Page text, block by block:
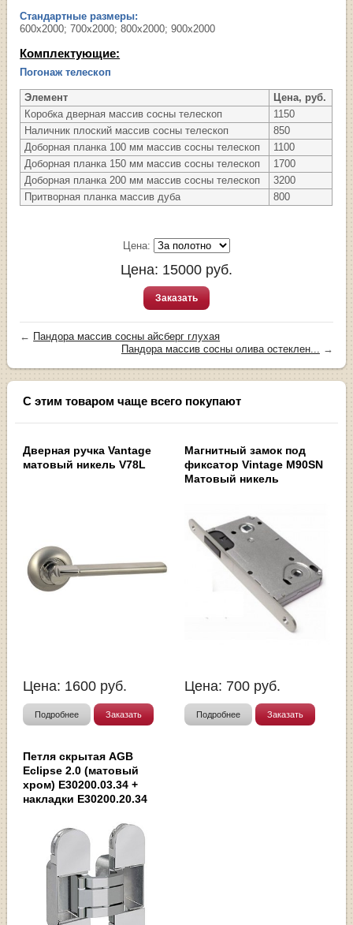
Стандартные размеры:
600х2000; 700х2000; 800х2000; 900х2000
Комплектующие:
Погонаж телескоп
Элемент
Цена, руб.
Коробка дверная массив сосны телескоп
1150
Наличник плоский массив сосны телескоп
850
Доборная планка 100 мм массив сосны телескоп
1100
Доборная планка 150 мм массив сосны телескоп
1700
Доборная планка 200 мм массив сосны телескоп
3200
Притворная планка массив дуба
800
Цена:
Цена: 15000 руб.
Заказать
← Пандора массив сосны айсберг глухая
Пандора массив сосны олива остеклен... →
С этим товаром чаще всего покупают
Дверная ручка Vantage
матовый никель V78L
Цена: 1600 руб.
Подробнее Заказать
Магнитный замок под
фиксатор Vintage M90SN
Матовый никель
Цена: 700 руб.
Подробнее Заказать
Петля скрытая AGB
Eclipse 2.0 (матовый
хром) E30200.03.34 +
накладки E30200.20.34